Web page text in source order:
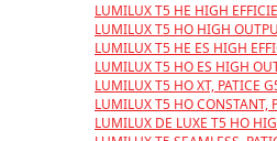
LUMILUX T5 HE HIGH
LUMILUX T5 HO HIGH
LUMILUX T5 HE ES HIGH
LUMILUX T5 HO ES HIGH
LUMILUX T5 HO XT, PATICE
LUMILUX T5 HO CONSTANT,
LUMILUX DE LUXE T5 HO